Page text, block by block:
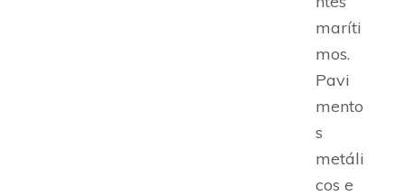
maríti
mos.
Pavi
mento
s
metáli
cos e